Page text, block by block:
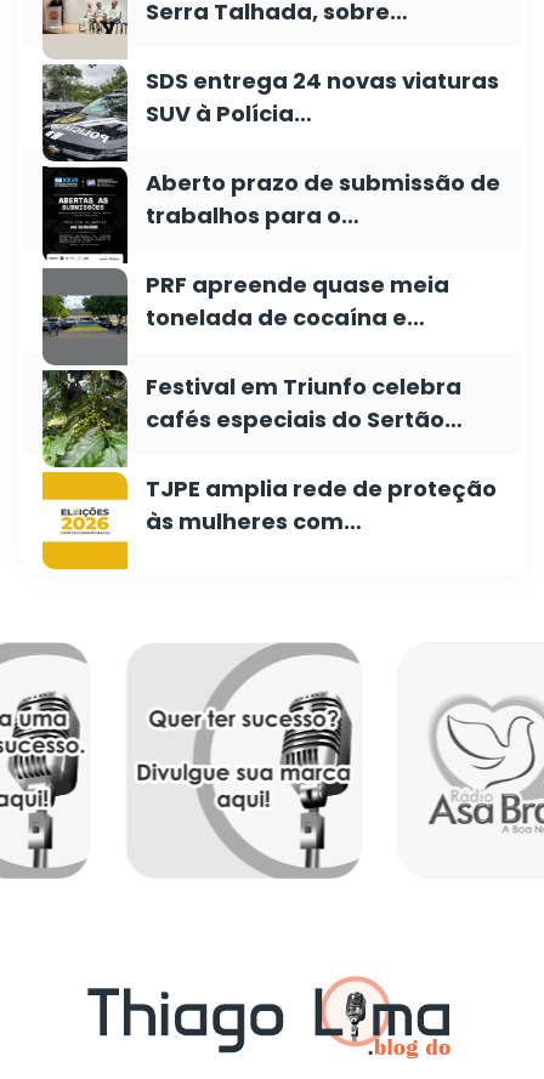
Serra Talhada, sobre…
SDS entrega 24 novas viaturas
SUV à Polícia…
Aberto prazo de submissão de
trabalhos para o…
PRF apreende quase meia
tonelada de cocaína e…
Festival em Triunfo celebra
cafés especiais do Sertão…
TJPE amplia rede de proteção
às mulheres com…